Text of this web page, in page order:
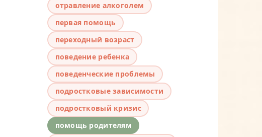
отравление алкоголем
первая помощь
переходный возраст
поведение ребенка
поведенческие проблемы
подростковые зависимости
подростковый кризис
помощь родителям